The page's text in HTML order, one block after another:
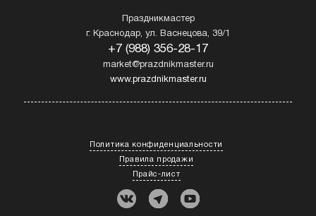
Праздникмастер
г. Краснодар, ул. Васнецова, 39/1
+7 (988) 356-28-17
market@prazdnikmaster.ru
www.prazdnikmaster.ru
Политика конфиденциальности
Правила продажи
Прайс-лист